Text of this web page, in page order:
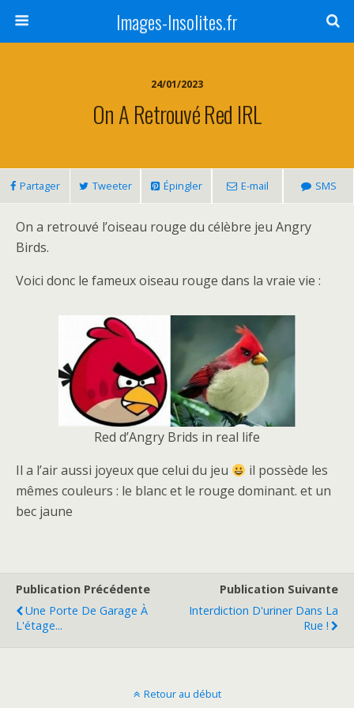
Images-Insolites.fr
24/01/2023
On A Retrouvé Red IRL
Partager Tweeter Épingler E-mail SMS
On a retrouvé l’oiseau rouge du célèbre jeu Angry
Birds.
Voici donc le fameux oiseau rouge dans la vraie vie :
Red d’Angry Brids in real life
Il a l’air aussi joyeux que celui du jeu
il possède les
mêmes couleurs : le blanc et le rouge dominant. et un
bec jaune
Publication Précédente
Une Porte De Garage À
L'étage...
Publication Suivante
Interdiction D'uriner Dans La
Rue !
Retour au début